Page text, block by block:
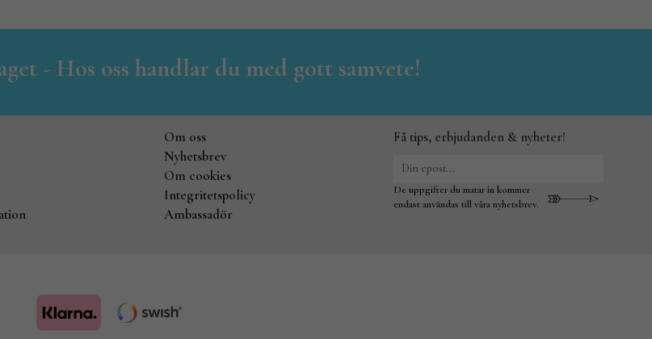
- Hos oss handlar du med gott samvete!
Om oss
Nyhetsbrev
Om cookies
Integritetspolicy
Ambassadör
Få tips, erbjudanden & nyheter!
De uppgifter du matar in kommer
endast användas till våra nyhetsbrev.